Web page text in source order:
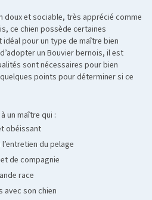
doux et sociable, très apprécié comme
ce chien possède certaines
pour un type de maître bien
un Bouvier bernois, il est
sont nécessaires pour bien
points pour déterminer si ce
un maître qui :
obéissant
du pelage
de compagnie
race
avec son chien